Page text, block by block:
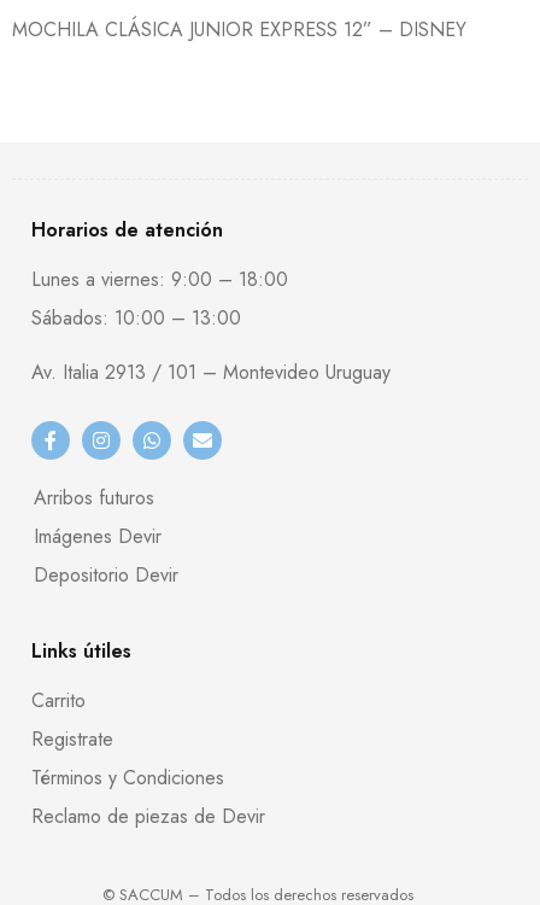
MOCHILA CLÁSICA JUNIOR EXPRESS 12” – DISNEY
Horarios de atención
Lunes a viernes: 9:00 – 18:00
Sábados: 10:00 – 13:00
Av. Italia 2913 / 101 – Montevideo Uruguay
Arribos futuros
Imágenes Devir
Depositorio Devir
Links útiles
Carrito
Registrate
Términos y Condiciones
Reclamo de piezas de Devir
© SACCUM – Todos los derechos reservados